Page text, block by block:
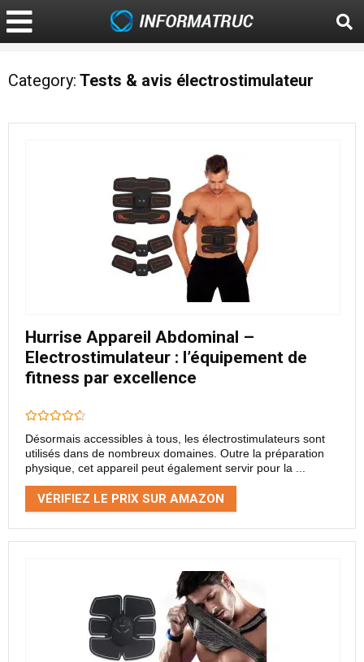
Category: Tests & avis électrostimulateur
Hurrise Appareil Abdominal –
Electrostimulateur : l’équipement de
fitness par excellence
Désormais accessibles à tous, les électrostimulateurs sont
utilisés dans de nombreux domaines. Outre la préparation
physique, cet appareil peut également servir pour la ...
VÉRIFIEZ LE PRIX SUR AMAZON